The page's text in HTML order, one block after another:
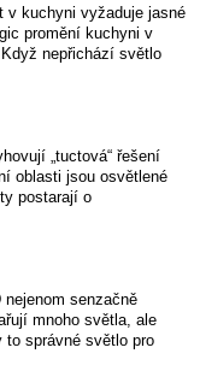
v kuchyni vyžaduje jasné
promění kuchyni v
nepřichází světlo
„tuctová“ řešení
oblasti jsou osvětlené
postarají o
senzačně
mnoho světla, ale
to správné světlo pro